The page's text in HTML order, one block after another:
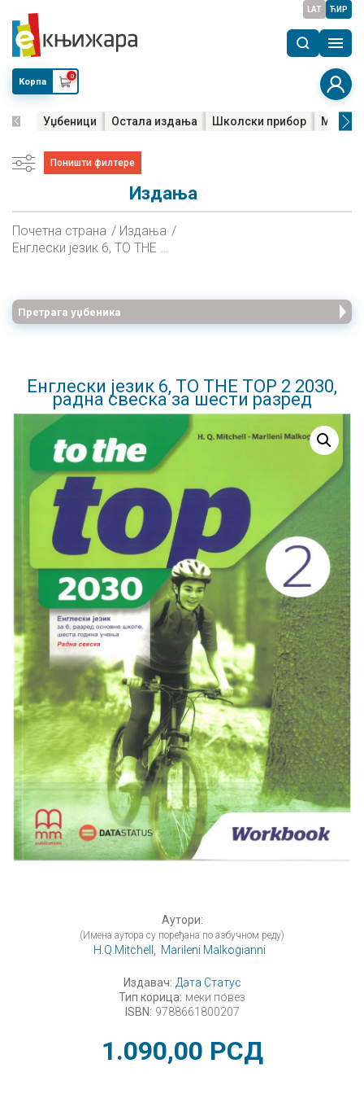
LAT ЋИР
Корпа
0
Уџбеници Остала издања Школски прибор Мала
Поништи филтере
Издања
Почетна страна
Издања
Енглески језик 6, TO THE TOP 2 2030, радна свеска за шести разред
Претрага уџбеника
Енглески језик 6, TO THE TOP 2 2030,
радна свеска за шести разред
Аутори:
(Имена аутора су поређана по азбучном реду)
H.Q.Mitchell, Marileni Malkogianni
Издавач: Дата Статус
Тип корица: меки повез
ISBN: 9788661800207
1.090,00 РСД